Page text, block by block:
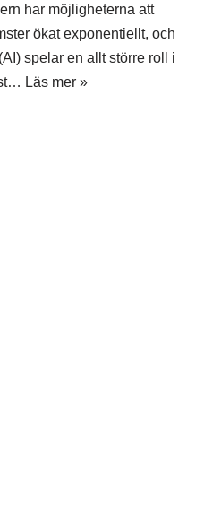
har möjligheterna att
ökat exponentiellt, och
spelar en allt större roll i
Läs mer »